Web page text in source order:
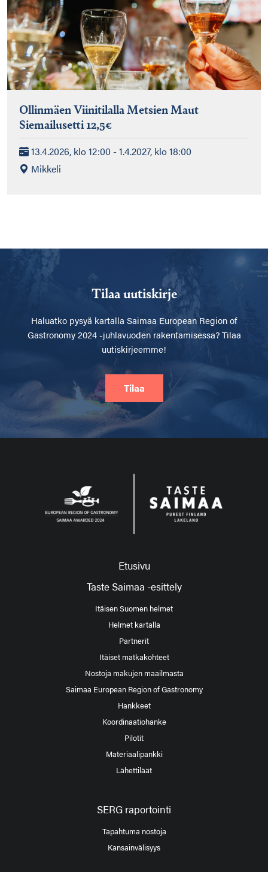
Ollinmäen Viinitilalla Metsien Maut
Siemailusetti 12,5€
13.4.2026, klo 12:00 - 1.4.2027, klo 18:00
Mikkeli
Tilaa uutiskirje
Haluatko pysyä kartalla Saimaa European Region of
Gastronomy 2024 -juhlavuoden rakentamisessa? Tilaa
uutiskirjeemme!
Tilaa
Etusivu
Taste Saimaa -esittely
Itäisen Suomen helmet
Helmet kartalla
Partnerit
Itäiset matkakohteet
Nostoja makujen maailmasta
Saimaa European Region of Gastronomy
Hankkeet
Koordinaatiohanke
Pilotit
Materiaalipankki
Lähettiläät
SERG raportointi
Tapahtuma nostoja
Kansainvälisyys